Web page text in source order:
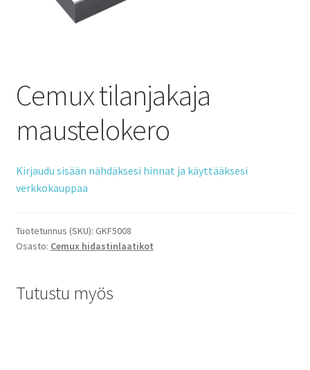
Cemux tilanjakaja
maustelokero
Kirjaudu sisään nähdäksesi hinnat ja käyttääksesi
verkkokauppaa
Tuotetunnus (SKU): GKF5008
Osasto: Cemux hidastinlaatikot
Tutustu myös